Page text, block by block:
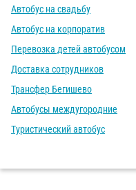
Автобус на свадьбу
Автобус на корпоратив
Перевозка детей автобусом
Доставка сотрудников
Трансфер Бегишево
Автобусы междугородние
Туристический автобус